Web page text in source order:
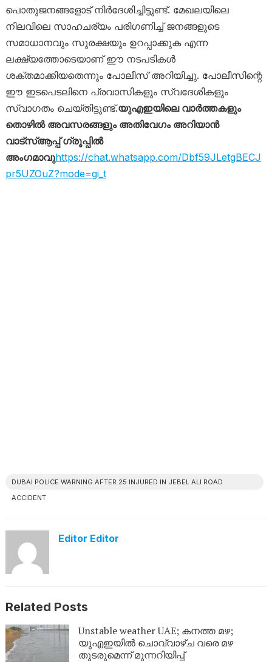
പൊതുജനങ്ങളോട് നിർദേശിച്ചിട്ടുണ്ട്. മേഖലയിലെ
നിലവിലെ സാഹചര്യം പരിഗണിച്ച് ജനങ്ങളുടെ
സമാധാനവും സുരക്ഷയും ഉറപ്പാക്കുക എന്ന
ലക്ഷ്യത്തോടെയാണ് ഈ നടപടികൾ
ശക്തമാക്കിയതെന്നും പോലീസ് അറിയിച്ചു. പോലീസിന്റെ
ഈ ഇടപെടലിനെ പ്രവാസികളും സ്വദേശികളും
സ്വാഗതം ചെയ്തിട്ടുണ്ട്.യുഎഇയിലെ വാർത്തകളും
തൊഴിൽ അവസരങ്ങളും അതിവേഗം അറിയാൻ
വാട്സ്ആപ്പ് ഗ്രൂപ്പിൽ
അംഗമാവുhttps://chat.whatsapp.com/Dbf59JLetgBECJ
pr5UZOuZ?mode=gi_t
DUBAI POLICE WARNING AFTER 25 INJURED IN JEBEL ALI ROAD
ACCIDENT
Editor Editor
Related Posts
Unstable weather UAE; കനത്ത മഴ;
യുഎഇയിൽ ചൊവ്വാഴ്ച വരെ മഴ
തുടരുമെന്ന് മുന്നറിയിപ്പ്